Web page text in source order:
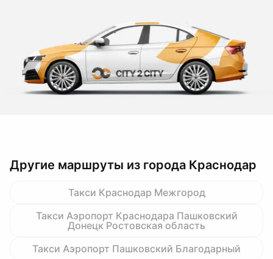
Другие маршруты из города Краснодар
Такси Краснодар Межгород
Такси Аэропорт Краснодара Пашковский
Донецк Ростовская область
Такси Аэропорт Пашковский Благодарный